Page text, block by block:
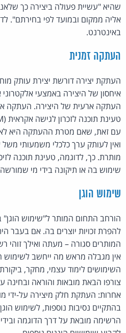
שהיא "עשיית פעולה ביצירה כך
אליה ממקום ובמועד לפי בחירתם".
באינטרנט.
העתקה זמנית
העתקת יצירה דורשת יצירת עותק
איחסון של היצירה באמצעי אלקטרוני
העתקה ארעית של היצירה. העתקה
עם זאת, שאם מטרת ההעתקה היא
ואין לעותק ערך כלכלי משמעותי
מותרת. כך, לדוגמה, טעינת תוכנה
שימוש בה או תיקונה בידי מי
שימוש הוגן
הורחב התחום המותר ל"שימוש הוגן"
להפרת זכויות יוצרים בה. אם בעבר
המותרים סגורה – מעתה ואילך זוהי
אין מגבלה מראש מה ייחשב לשימוש
השימושים לימוד עצמי, מחקר,
צורפו הבאת מובאות והוראה ובחינה
אחרות: העתקת חלק מיצירה על-ידי
בהתקיים נסיבות נוספות, לשימוש
הרשימה מובאת על דרך הדוגמה